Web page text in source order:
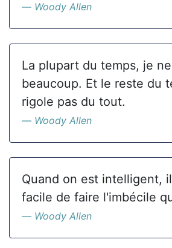
Woody Allen
La plupart du temps, je
beaucoup. Et le reste du
rigole pas du tout.
Woody Allen
Quand on est intelligent,
facile de faire l'imbécile
Woody Allen